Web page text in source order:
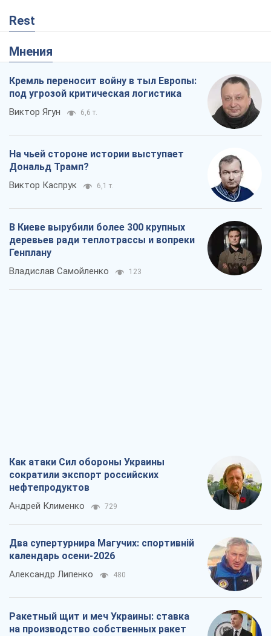
Rest
Мнения
Кремль переносит войну в тыл Европы:
под угрозой критическая логистика
Виктор Ягун 6,6 т.
На чьей стороне истории выступает
Дональд Трамп?
Виктор Каспрук 6,1 т.
В Киеве вырубили более 300 крупных
деревьев ради теплотрассы и вопреки
Генплану
Владислав Самойленко 123
Как атаки Сил обороны Украины
сократили экспорт российских
нефтепродуктов
Андрей Клименко 729
Два супертурнира Магучих: спортивній
календарь осени-2026
Александр Липенко 480
Ракетный щит и меч Украины: ставка
на производство собственных ракет